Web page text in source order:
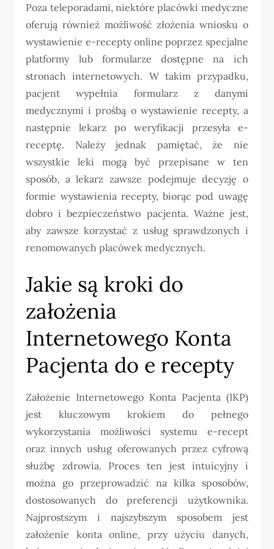
Poza teleporadami, niektóre placówki medyczne
oferują również możliwość złożenia wniosku o
wystawienie e-recepty online poprzez specjalne
platformy lub formularze dostępne na ich
stronach internetowych. W takim przypadku,
pacjent wypełnia formularz z danymi
medycznymi i prośbą o wystawienie recepty, a
następnie lekarz po weryfikacji przesyła e-
receptę. Należy jednak pamiętać, że nie
wszystkie leki mogą być przepisane w ten
sposób, a lekarz zawsze podejmuje decyzję o
formie wystawienia recepty, biorąc pod uwagę
dobro i bezpieczeństwo pacjenta. Ważne jest,
aby zawsze korzystać z usług sprawdzonych i
renomowanych placówek medycznych.
Jakie są kroki do
założenia
Internetowego Konta
Pacjenta do e recepty
Założenie Internetowego Konta Pacjenta (IKP)
jest kluczowym krokiem do pełnego
wykorzystania możliwości systemu e-recept
oraz innych usług oferowanych przez cyfrową
służbę zdrowia. Proces ten jest intuicyjny i
można go przeprowadzić na kilka sposobów,
dostosowanych do preferencji użytkownika.
Najprostszym i najszybszym sposobem jest
założenie konta online, przy użyciu danych,